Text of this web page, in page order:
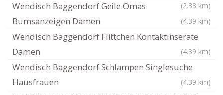
(2.33 km)
Wendisch Baggendorf Geile Omas
Bumsanzeigen Damen
(4.39 km)
Wendisch Baggendorf Flittchen Kontaktinserate
Damen
(4.39 km)
Wendisch Baggendorf Schlampen Singlesuche
Hausfrauen
(4.39 km)